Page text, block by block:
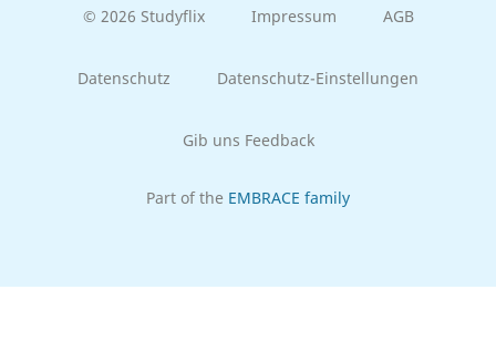
© 2026 Studyflix Impressum AGB
Datenschutz Datenschutz-Einstellungen
Gib uns Feedback
Part of the EMBRACE family